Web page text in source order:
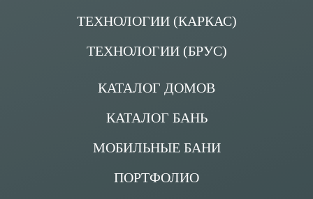
ТЕХНОЛОГИИ (КАРКАС)
ТЕХНОЛОГИИ (БРУС)
КАТАЛОГ ДОМОВ
КАТАЛОГ БАНЬ
МОБИЛЬНЫЕ БАНИ
ПОРТФОЛИО